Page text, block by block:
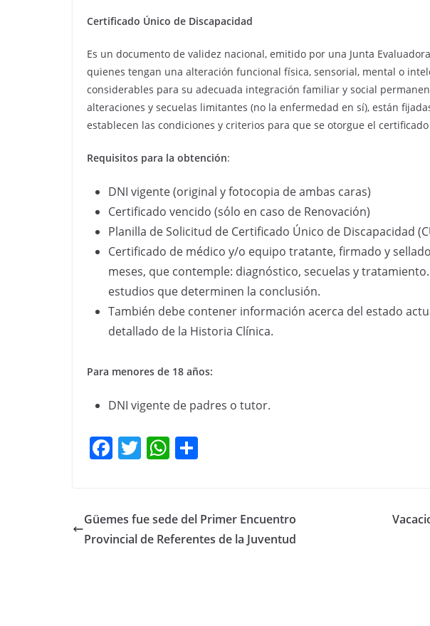
Certificado Único de Discapacidad
Es un documento de validez nacional, emitido por una Junta
quienes tengan una alteración funcional física, sensorial, mental o
considerables para su adecuada integración familiar y social
alteraciones y secuelas limitantes (no la enfermedad en sí), están
establecen las condiciones y criterios para que se otorgue el
Requisitos para la obtención:
DNI vigente (original y fotocopia de ambas caras)
Certificado vencido (sólo en caso de Renovación)
Planilla de Solicitud de Certificado Único de Discapacidad
Certificado de médico y/o equipo tratante, firmado y
meses, que contemple: diagnóstico, secuelas y
estudios que determinen la conclusión.
También debe contener información acerca del estado
detallado de la Historia Clínica.
Para menores de 18 años:
DNI vigente de padres o tutor.
F
e
b
T
er
W
s
A
p
ar
Güemes fue sede del Primer Encuentro
Provincial de Referentes de la Juventud